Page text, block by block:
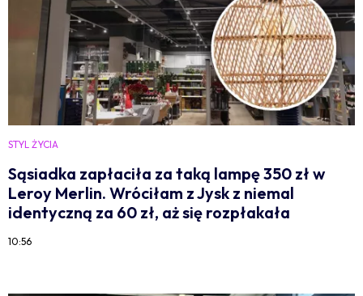
STYL ŻYCIA
Sąsiadka zapłaciła za taką lampę 350 zł w
Leroy Merlin. Wróciłam z Jysk z niemal
identyczną za 60 zł, aż się rozpłakała
10:56